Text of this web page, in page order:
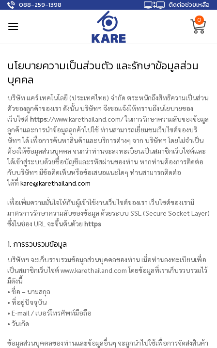
Skip
content
088-259-1398
ติดต่อช่วยเหลือ
0
นโยบายความเป็นส่วนตัว และรักษาข้อมูลส่วน
บุคคล
บริษัท แคร์ เทคโนโลยี (ประเทศไทย) จำกัด ตระหนักถึงสิทธิความเป็นส่วน
ตัวของลูกค้าของเรา ดังนั้น บริษัทฯ จึงขอแจ้งให้ทราบถึงนโยบายของ
เว็บไซต์ https://www.karethailand.com/ ในการรักษาความลับของข้อมูล
ลูกค้าและการนำข้อมูลลูกค้าไปใช้ ท่านสามารถเยี่ยมชมเว็บไซต์ของบริ
ษัทฯ ได้ เพื่อการค้นหาสินค้าและบริการต่างๆ จาก บริษัทฯ โดยไม่จำเป็น
ต้องให้ข้อมูลส่วนบุคคล จนกว่าท่านจะลงทะเบียนเป็นสมาชิกเว็บไซต์และ
ได้เข้าสู่ระบบด้วยชื่อบัญชีและรหัสผ่านของท่าน หากท่านต้องการติดต่อ
กับบริษัทฯ มีข้อคิดเห็นหรือข้อเสนอแนะใดๆ ท่านสามารถติดต่อ
ได้ที่ kare@karethailand.com
เพื่อเพิ่มความมั่นใจให้กับผู้เข้าใช้งานเว็บไซต์ของเรา เว็บไซต์ของเรามี
มาตรการรักษาความลับของข้อมูล ด้วยระบบ SSL (Secure Socket Layer)
ซึ่งในช่อง URL จะขึ้นต้นด้วย https
1. การรวบรวมข้อมูล
บริษัทฯ จะเก็บรวบรวมข้อมูลส่วนบุคคลของท่าน เมื่อท่านลงทะเบียนเพื่อ
เป็นสมาชิกเว็บไซต์ www.karethailand.com โดยข้อมูลที่เราเก็บรวบรวมไว้
มีดังนี้
• ชื่อ – นามสกุล
• ที่อยู่ปัจจุบัน
• E-mail / เบอร์โทรศัพท์มือถือ
• วันเกิด
ข้อมูลส่วนบุคคลของท่านและข้อมูลอื่นๆ จะถูกนำไปใช้เพื่อการจัดส่งสินค้า